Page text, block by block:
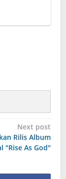
Next post
Rilis Album
"Rise As God"